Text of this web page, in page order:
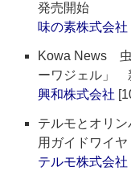
発売開始
味の素株式会社
Kowa News
ーワジェル」
興和株式会社
テルモとオリ
用ガイドワイ
テルモ株式会社